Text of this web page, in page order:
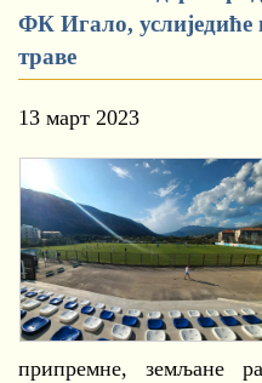
ФК Игало, услиједиће
траве
13 март 2023
припремне, земљане